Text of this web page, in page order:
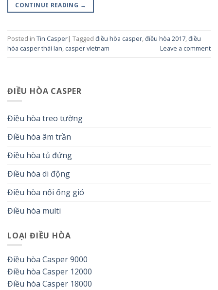
CONTINUE READING →
Posted in Tin Casper| Tagged điều hòa casper,điều hòa 2017,điều
hòa casper thái lan, casper vietnam Leave a comment
ĐIỀU HÒA CASPER
Điều hòa treo tường
Điều hòa âm trần
Điều hòa tủ đứng
Điều hòa di động
Điều hòa nối ống gió
Điều hòa multi
LOẠI ĐIỀU HÒA
Điều hòa Casper 9000
Điều hòa Casper 12000
Điều hòa Casper 18000